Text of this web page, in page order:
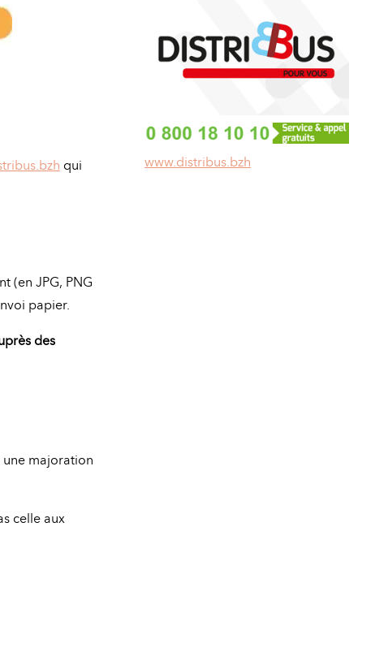
qui
(en JPG, PNG
papier.
des
majoration
celle aux
www.distribus.bzh